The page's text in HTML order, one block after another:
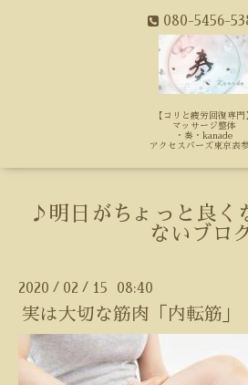
080-5456-
【コリと疲労回復専門
マッサージ整体
・奏・kanade
アクセスバーズ東京表
♪明日がちょっと良く
ないブロ
2020 / 02 / 15 08:40
実は大切な筋肉「内転筋」